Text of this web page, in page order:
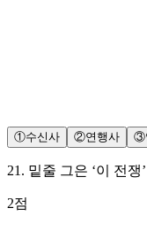
①수신사 ②연행사 ③
21 . 밑줄 그은 ‘이 전
2점